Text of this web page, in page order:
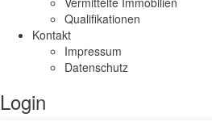
Qualifikationen
Kontakt
Impressum
Datenschutz
Login